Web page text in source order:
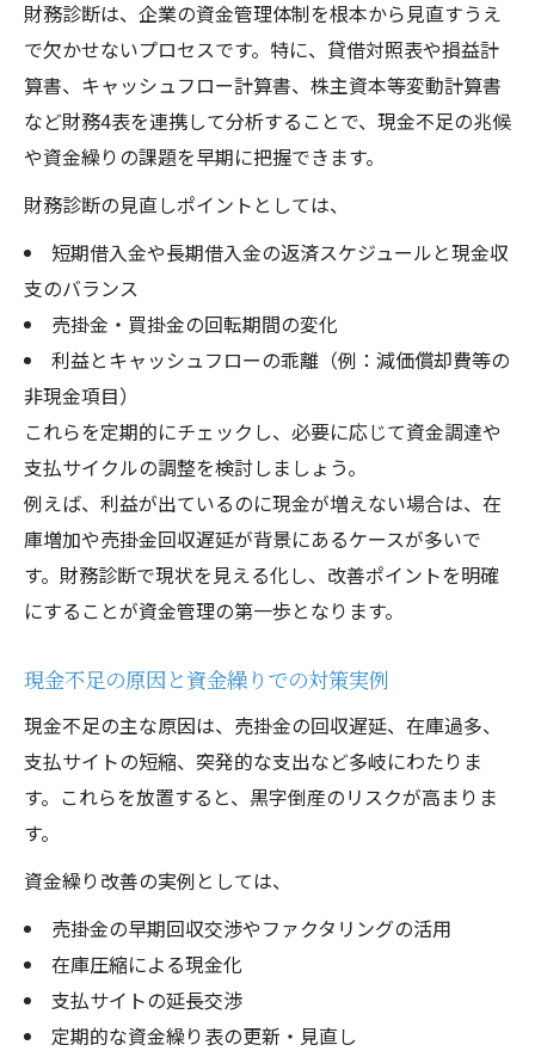
財務診断は、企業の資金管理体制を根本から見直すうえ
で欠かせないプロセスです。特に、貸借対照表や損益計
算書、キャッシュフロー計算書、株主資本等変動計算書
など財務4表を連携して分析することで、現金不足の兆候
や資金繰りの課題を早期に把握できます。
財務診断の見直しポイントとしては、
短期借入金や長期借入金の返済スケジュールと現金収
支のバランス
売掛金・買掛金の回転期間の変化
利益とキャッシュフローの乖離（例：減価償却費等の
非現金項目）
これらを定期的にチェックし、必要に応じて資金調達や
支払サイクルの調整を検討しましょう。
例えば、利益が出ているのに現金が増えない場合は、在
庫増加や売掛金回収遅延が背景にあるケースが多いで
す。財務診断で現状を見える化し、改善ポイントを明確
にすることが資金管理の第一歩となります。
現金不足の原因と資金繰りでの対策実例
現金不足の主な原因は、売掛金の回収遅延、在庫過多、
支払サイトの短縮、突発的な支出など多岐にわたりま
す。これらを放置すると、黒字倒産のリスクが高まりま
す。
資金繰り改善の実例としては、
売掛金の早期回収交渉やファクタリングの活用
在庫圧縮による現金化
支払サイトの延長交渉
定期的な資金繰り表の更新・見直し